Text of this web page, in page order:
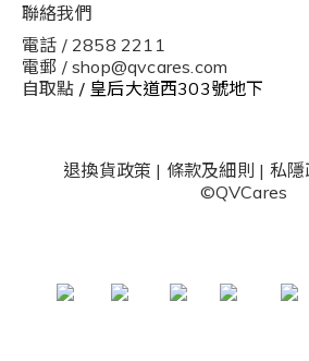
聯絡我們
電話 / 2858 2211
電郵 / shop@qvcares.com
自取點 / 皇后大道西303號地下
退換貨政策 | 條款及細則 | 私
©QVCares